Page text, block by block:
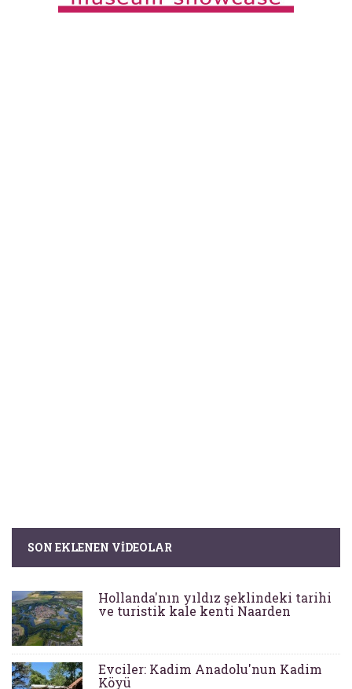
SON EKLENEN VIDEOLAR
Hollanda'nın yıldız şeklindeki tarihi
ve turistik kale kenti Naarden
Evciler: Kadim Anadolu'nun Kadim
Köyü